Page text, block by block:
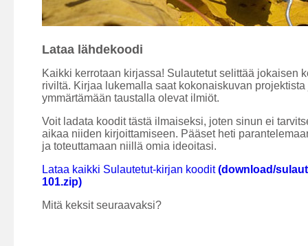
Lataa lähdekoodi
Kaikki kerrotaan kirjassa! Sulautetut selittää jokaisen
riviltä. Kirjaa lukemalla saat kokonaiskuvan projektista
ymmärtämään taustalla olevat ilmiöt.
Voit ladata koodit tästä ilmaiseksi, joten sinun ei
aikaa niiden kirjoittamiseen. Pääset heti
ja toteuttamaan niillä omia ideoitasi.
Lataa kaikki Sulautetut-kirjan koodit(download/
101.zip)
Mitä keksit seuraavaksi?